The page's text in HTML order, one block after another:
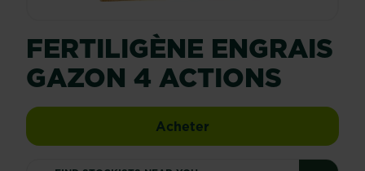
FERTILIGÈNE ENGRAIS
GAZON 4 ACTIONS
Acheter